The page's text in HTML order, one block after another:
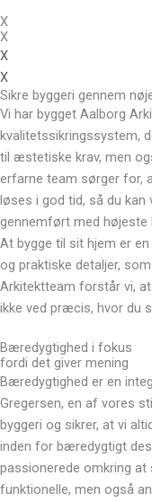
X
X
X
X
Sikre byggeri gennem
Vi har bygget Aalborg
kvalitetssikringssystem,
til æstetiske krav, men
erfarne team sørger for,
løses i god tid, så du kan
gennemført med
At bygge til sit hjem er
og praktiske detaljer,
Arkitektteam forstår vi,
ikke ved præcis, hvor du
Bæredygtighed i fokus
fordi det giver mening
Bæredygtighed er en
Gregersen, en af vores
byggeri og sikrer, at vi
inden for bæredygtigt
passionerede omkring at
funktionelle, men også